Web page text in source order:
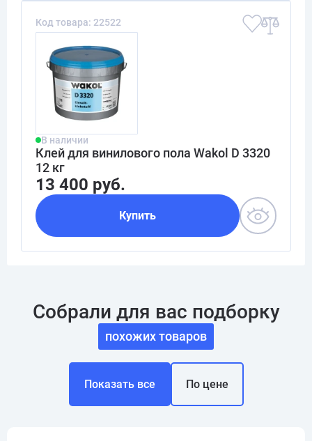
Код товара: 22522
В наличии
Клей для винилового пола Wakol D 3320
12 кг
13 400 руб.
Купить
Собрали для вас подборку
похожих товаров
Показать все По цене